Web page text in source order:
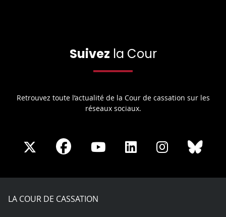
Suivez la Cour
Retrouvez toute l’actualité de la Cour de cassation sur les
réseaux sociaux.
Share
X
Share
Facebook
Share
Youtube
Share
LinkedIn
Share
Instagram
LA COUR DE CASSATION